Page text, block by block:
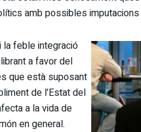
amb possibles
la feble integració
a favor del
que està suposant
de l’Estat del
a la vida de
en general.